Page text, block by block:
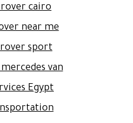
cairo
near me
sport
van
Egypt